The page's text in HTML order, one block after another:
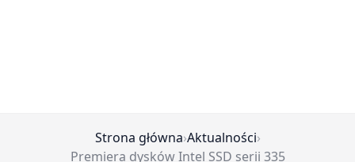
Strona główna›Aktualności›
Premiera dysków Intel SSD serii 335